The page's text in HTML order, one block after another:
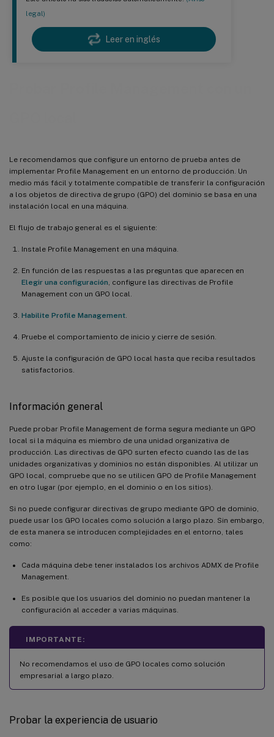
legal)
Leer en inglés
Le recomendamos que configure un entorno de prueba antes de
implementar Profile Management en un entorno de producción. Un
medio más fácil y totalmente compatible de transferir la configuración
a los objetos de directiva de grupo (GPO) del dominio se basa en una
instalación local en una máquina.
El flujo de trabajo general es el siguiente:
Instale Profile Management en una máquina.
En función de las respuestas a las preguntas que aparecen en
Elegir una configuración , configure las directivas de Profile
Management con un GPO local.
Habilite Profile Management
Pruebe el comportamiento de inicio y cierre de sesión.
Ajuste la configuración de GPO local hasta que reciba resultados
satisfactorios.
Información general
Puede probar Profile Management de forma segura mediante un GPO
local si la máquina es miembro de una unidad organizativa de
producción. Las directivas de GPO surten efecto cuando las de las
unidades organizativas y dominios no están disponibles. Al utilizar un
GPO local, compruebe que no se utilicen GPO de Profile Management
en otro lugar (por ejemplo, en el dominio o en los sitios).
Si no puede configurar directivas de grupo mediante GPO de dominio,
puede usar los GPO locales como solución a largo plazo. Sin embargo,
de esta manera se introducen complejidades en el entorno, tales
como:
Cada máquina debe tener instalados los archivos ADMX de Profile
Management.
Es posible que los usuarios del dominio no puedan mantener la
configuración al acceder a varias máquinas.
IMPORTANTE:
No recomendamos el uso de GPO locales como solución
empresarial a largo plazo.
Probar la experiencia de usuario